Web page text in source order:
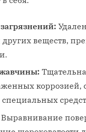
других веществ,
коррозией,
Выравнивание